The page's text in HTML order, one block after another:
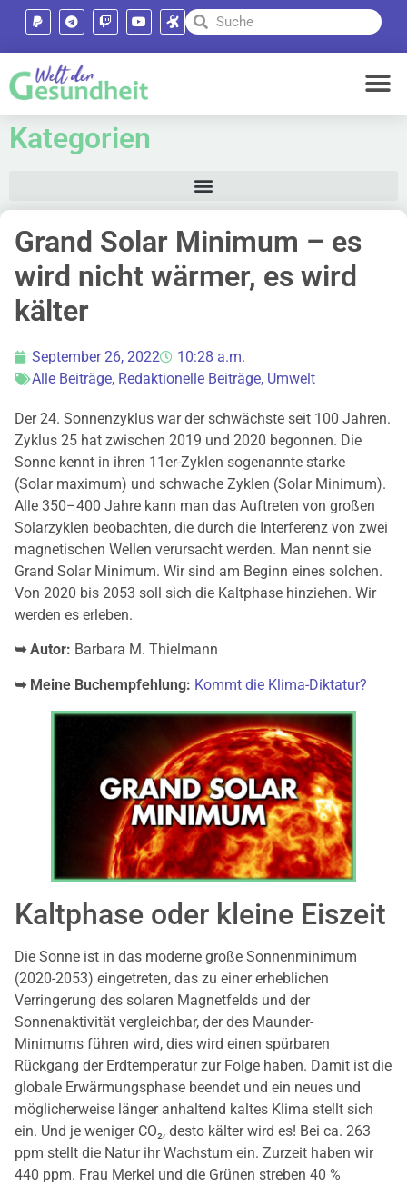
Kategorien
Grand Solar Minimum – es
wird nicht wärmer, es wird
kälter
September 26, 2022
10:28 a.m.
Alle Beiträge, Redaktionelle Beiträge, Umwelt
Der 24. Sonnenzyklus war der schwächste seit 100 Jahren.
Zyklus 25 hat zwischen 2019 und 2020 begonnen. Die
Sonne kennt in ihren 11er-Zyklen sogenannte starke
(Solar maximum) und schwache Zyklen (Solar Minimum).
Alle 350–400 Jahre kann man das Auftreten von großen
Solarzyklen beobachten, die durch die Interferenz von zwei
magnetischen Wellen verursacht werden. Man nennt sie
Grand Solar Minimum. Wir sind am Beginn eines solchen.
Von 2020 bis 2053 soll sich die Kaltphase hinziehen. Wir
werden es erleben.
➥ Autor: Barbara M. Thielmann
➥ Meine Buchempfehlung: Kommt die Klima-Diktatur?
Kaltphase oder kleine Eiszeit
Die Sonne ist in das moderne große Sonnenminimum
(2020-2053) eingetreten, das zu einer erheblichen
Verringerung des solaren Magnetfelds und der
Sonnenaktivität vergleichbar, der des Maunder-
Minimums führen wird, dies wird einen spürbaren
Rückgang der Erdtemperatur zur Folge haben. Damit ist die
globale Erwärmungsphase beendet und ein neues und
möglicherweise länger anhaltend kaltes Klima stellt sich
ein. Und je weniger CO₂, desto kälter wird es! Bei ca. 263
ppm stellt die Natur ihr Wachstum ein. Zurzeit haben wir
440 ppm. Frau Merkel und die Grünen streben 40 %